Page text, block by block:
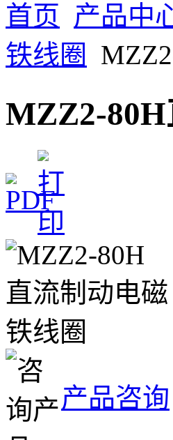
首页 产品中
铁线圈
MZZ2-
产品咨询